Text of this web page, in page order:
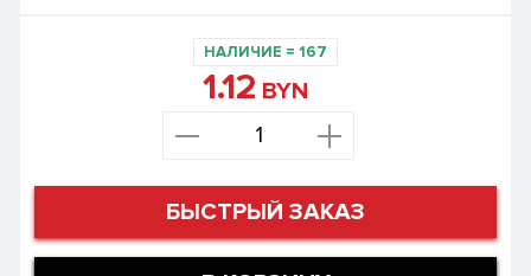
НАЛИЧИЕ = 167
1.12 BYN
БЫСТРЫЙ ЗАКАЗ